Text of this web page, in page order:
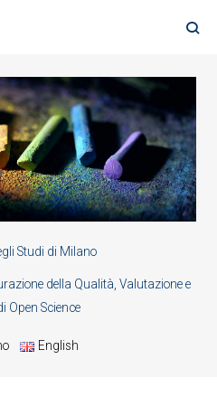
Studi di Milano
della Qualità, Valutazione e
Open Science
English